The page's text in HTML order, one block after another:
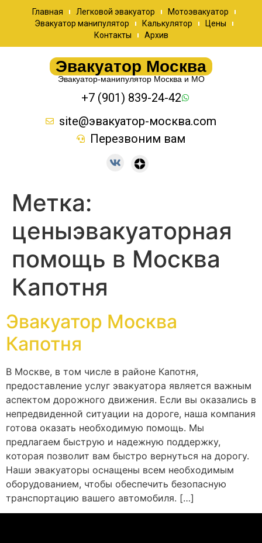
Главная Легковой эвакуатор
Мотоэвакуатор
Эвакуатор манипулятор
Калькулятор
Цены
Контакты
Архив
Эвакуатор Москва
Эвакуатор-манипулятор Москва и МО
+7 (901) 839-24-42
site@эвакуатор-москва.com
Перезвоним вам
Метка:
ценыэвакуаторная
помощь в Москва
Капотня
Эвакуатор Москва
Капотня
В Москве, в том числе в районе Капотня,
предоставление услуг эвакуатора является важным
аспектом дорожного движения. Если вы оказались в
непредвиденной ситуации на дороге, наша компания
готова оказать необходимую помощь. Мы
предлагаем быструю и надежную поддержку,
которая позволит вам быстро вернуться на дорогу.
Наши эвакуаторы оснащены всем необходимым
оборудованием, чтобы обеспечить безопасную
транспортацию вашего автомобиля. […]